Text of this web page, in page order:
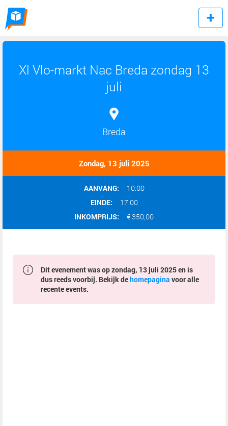
Xl Vlo-markt Nac Breda zondag 13
juli
Breda
Zondag, 13 juli 2025
AANVANG:
10:00
EINDE:
17:00
INKOMPRIJS:
€ 350,00
Dit evenement was op zondag, 13 juli 2025 en is
dus reeds voorbij. Bekijk dehomepagina voor alle
recente events.